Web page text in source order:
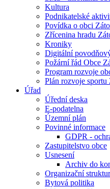
Kultura
Podnikatelské
Povídka o obci
Zřícenina hradu
Kroniky
Digitální
Požární řád Obce
Program rozvoje
Plán rozvoje sportu
Úřad
Úřední deska
E-podatelna
Územní plán
Povinné informace
GDPR -
Zastupitelstvo obce
Usnesení
Archiv do
Organizační
Bytová politika